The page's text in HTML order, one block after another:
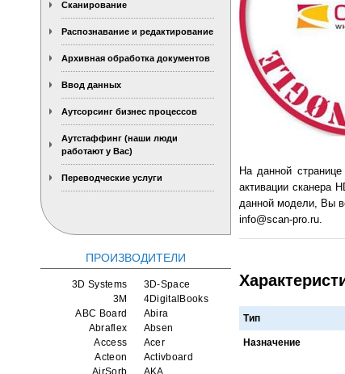
Сканирование
Распознавание и редактирование
Архивная обработка документов
Ввод данных
Аутсорсинг бизнес процессов
Аутстаффинг (наши люди
работают у Вас)
Переводческие услуги
ПРОИЗВОДИТЕЛИ
3D Systems
3D-Space
3M
4DigitalBooks
ABC Board
Abira
Abraflex
Absen
Access
Acer
Acteon
Activboard
AirSorb
AKA
На данной
активации сканера
данной модели, Вы
info@scan-pro.ru.
Тип
Назначение